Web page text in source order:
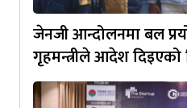
जेनजी आन्दोलनमा बल
गृहमन्त्रीले आदेश